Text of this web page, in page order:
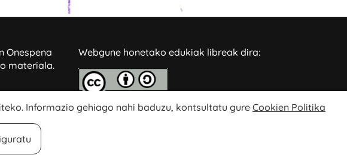
Onespena
materiala.
Webgune honetako edukiak libreak dira:
Informazio gehiago nahi baduzu, kontsultatu gure Cookien Politika